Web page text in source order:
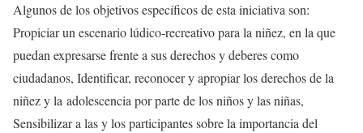
Algunos de los objetivos específicos de esta iniciativa son:
Propiciar un escenario lúdico-recreativo para la niñez, en la que
puedan expresarse frente a sus derechos y deberes como
ciudadanos, Identificar, reconocer y apropiar los derechos de la
niñez y la adolescencia por parte de los niños y las niñas,
Sensibilizar a las y los participantes sobre la importancia del